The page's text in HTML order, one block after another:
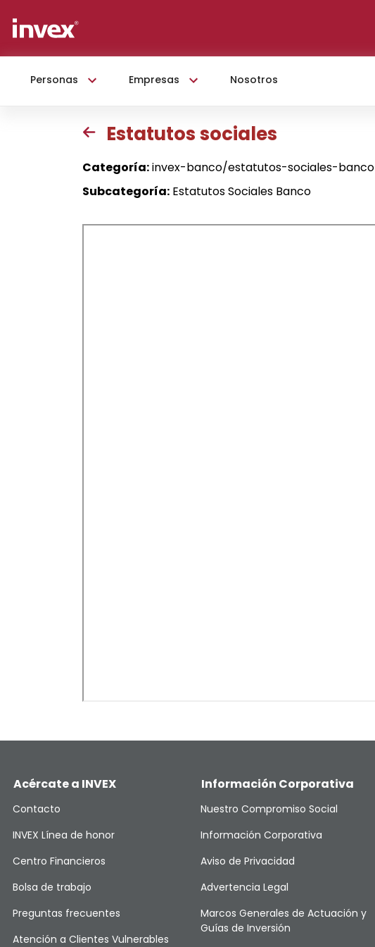
Personas Empresas Nosotros
Estatutos sociales
Categoría:invex-banco/estatutos-sociales-banco
Subcategoría: Estatutos Sociales Banco
Acércate a INVEX
Contacto
INVEX Línea de honor
Centro Financieros
Bolsa de trabajo
Preguntas frecuentes
Atención a Clientes Vulnerables
Información Corporativa
Nuestro Compromiso Social
Información Corporativa
Aviso de Privacidad
Advertencia Legal
Marcos Generales de Actuación y
Guías de Inversión